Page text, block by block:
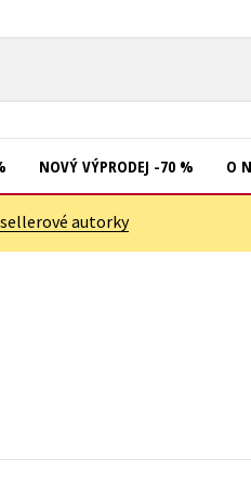
NOVÝ VÝPRODEJ -70 % O
autorky